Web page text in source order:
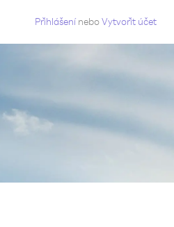
Přihlášení neboVytvořit účet